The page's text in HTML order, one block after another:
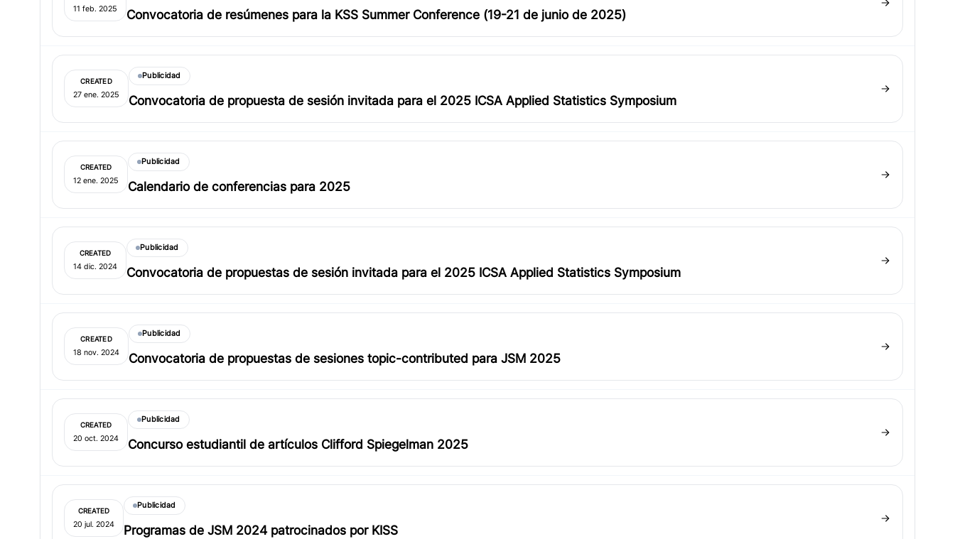
11 feb. 2025 Convocatoria de resúmenes para la KSS Summer Conference (19-21 de junio de 2025)
CREATED
27 ene. 2025
Publicidad
Convocatoria de propuesta de sesión invitada para el 2025 ICSA Applied Statistics Symposium
CREATED
12 ene. 2025
Publicidad
Calendario de conferencias para 2025
CREATED
14 dic. 2024
Publicidad
Convocatoria de propuestas de sesión invitada para el 2025 ICSA Applied Statistics Symposium
CREATED
18 nov. 2024
Publicidad
Convocatoria de propuestas de sesiones topic-contributed para JSM 2025
CREATED
20 oct. 2024
Publicidad
Concurso estudiantil de artículos Clifford Spiegelman 2025
CREATED
20 jul. 2024
Publicidad
Programas de JSM 2024 patrocinados por KISS